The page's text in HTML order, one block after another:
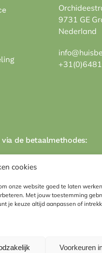
cookies
onze website goed te laten
Met jouw toestemming
je keuze altijd aanpassen of
Voorkeuren
9731 GE
Nederland
de betaalmethodes: